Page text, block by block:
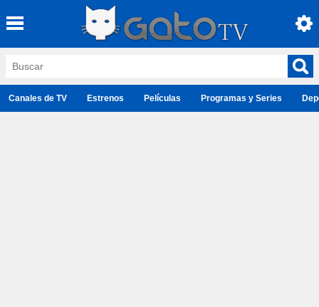
Canales de TV Estrenos Películas Programas y Series